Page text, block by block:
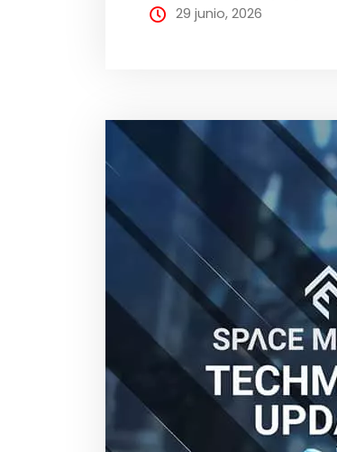
29 junio, 2026